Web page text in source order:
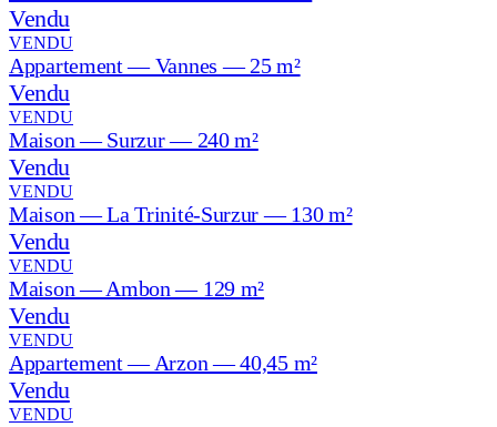
Vendu
VENDU
Appartement — Vannes — 25 m²
Vendu
VENDU
Maison — Surzur — 240 m²
Vendu
VENDU
Maison — La Trinité-Surzur — 130 m²
Vendu
VENDU
Maison — Ambon — 129 m²
Vendu
VENDU
Appartement — Arzon — 40,45 m²
Vendu
VENDU